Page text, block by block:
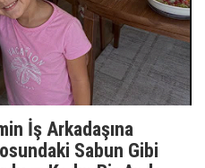
İş Arkadaşına
Sabun Gibi